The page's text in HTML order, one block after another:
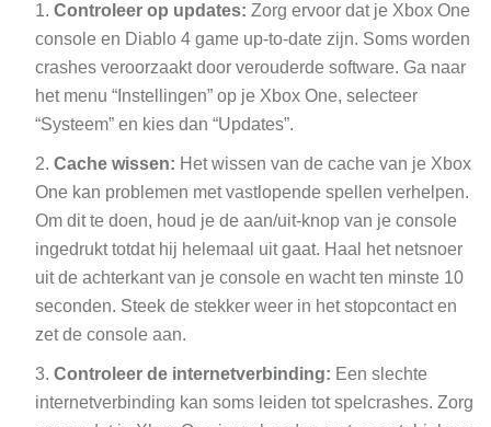
Controleer op updates: Zorg ervoor dat je Xbox One
console en Diablo 4 game up-to-date zijn. Soms worden
crashes veroorzaakt door verouderde software. Ga naar
het menu “Instellingen” op je Xbox One, selecteer
“Systeem” en kies dan “Updates”.
Cache wissen: Het wissen van de cache van je Xbox
One kan problemen met vastlopende spellen verhelpen.
Om dit te doen, houd je de aan/uit-knop van je console
ingedrukt totdat hij helemaal uit gaat. Haal het netsnoer
uit de achterkant van je console en wacht ten minste 10
seconden. Steek de stekker weer in het stopcontact en
zet de console aan.
Controleer de internetverbinding: Een slechte
internetverbinding kan soms leiden tot spelcrashes. Zorg